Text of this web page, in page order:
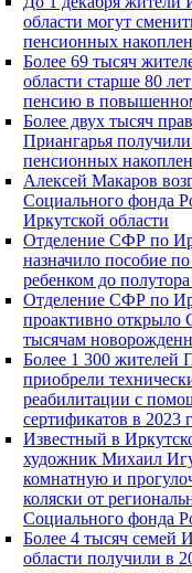
области могут
пенсионных
Более 69 тысяч
области старше 80
пенсию в
Более двух тысяч
Приангарья получили
пенсионных
Алексей Макаров
Социального фонда
Иркутской области
Отделение СФР по
назначило пособие по
ребенком до
Отделение СФР по
проактивно
тысячам
Более 1 300 жителей
приобрели
реабилитации с
сертификатов в 2023
Известный в
художник Михаил
комнатную и
коляски от
Социального фонда
Более 4 тысяч семей
области получили в